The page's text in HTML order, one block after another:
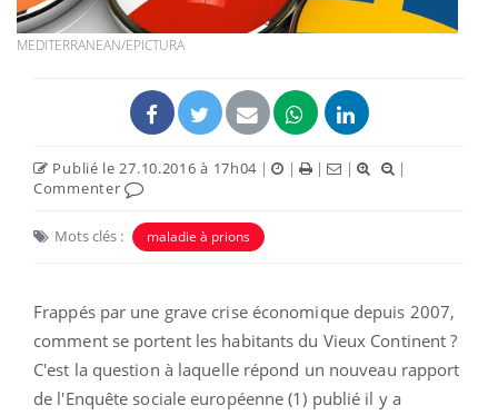
MEDITERRANEAN/EPICTURA
Publié le 27.10.2016 à 17h04 | | | |
|
Commenter
Mots clés : maladie à prions
Frappés par une grave crise économique depuis 2007,
comment se portent les habitants du Vieux Continent ?
C'est la question à laquelle répond un nouveau rapport
de l'Enquête sociale européenne (1) publié il y a